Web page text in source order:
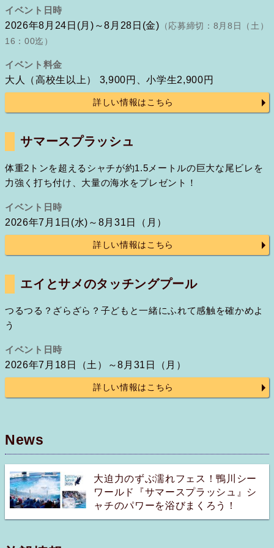
イベント日時
2026年8月24日(月)～8月28日(金) （応募締切：8月8日（土）
16：00迄）
イベント料金
大人（高校生以上） 3,900円、小学生2,900円
詳しい情報はこちら
サマースプラッシュ
体重2トンを超えるシャチが約1.5メートルの巨大な尾ビレを
力強く打ち付け、大量の海水をプレゼント！
イベント日時
2026年7月1日(水)～8月31日（月）
詳しい情報はこちら
エイとサメのタッチングプール
つるつる？ざらざら？子どもと一緒にふれて感触を確かめよ
う
イベント日時
2026年7月18日（土）～8月31日（月）
詳しい情報はこちら
News
大迫力のずぶ濡れフェス！鴨川シー
ワールド『サマースプラッシュ』シ
ャチのパワーを浴びまくろう！